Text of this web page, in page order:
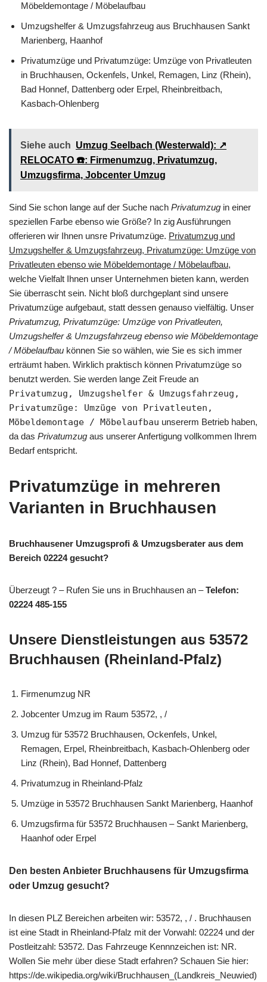
Möbeldemontage / Möbelaufbau
Umzugshelfer & Umzugsfahrzeug aus Bruchhausen Sankt
Marienberg, Haanhof
Privatumzüge und Privatumzüge: Umzüge von Privatleuten
in Bruchhausen, Ockenfels, Unkel, Remagen, Linz (Rhein),
Bad Honnef, Dattenberg oder Erpel, Rheinbreitbach,
Kasbach-Ohlenberg
Siehe auch Umzug Seelbach (Westerwald): ↗️
RELOCATO ☎️: Firmenumzug, Privatumzug,
Umzugsfirma, Jobcenter Umzug
Sind Sie schon lange auf der Suche nach Privatumzug in einer
speziellen Farbe ebenso wie Größe? In zig Ausführungen
offerieren wir Ihnen unsre Privatumzüge. Privatumzug und
Umzugshelfer & Umzugsfahrzeug, Privatumzüge: Umzüge von
Privatleuten ebenso wie Möbeldemontage / Möbelaufbau,
welche Vielfalt Ihnen unser Unternehmen bieten kann, werden
Sie überrascht sein. Nicht bloß durchgeplant sind unsere
Privatumzüge aufgebaut, statt dessen genauso vielfältig. Unser
Privatumzug, Privatumzüge: Umzüge von Privatleuten,
Umzugshelfer & Umzugsfahrzeug ebenso wie Möbeldemontage
/ Möbelaufbau können Sie so wählen, wie Sie es sich immer
erträumt haben. Wirklich praktisch können Privatumzüge so
benutzt werden. Sie werden lange Zeit Freude an
Privatumzug, Umzugshelfer & Umzugsfahrzeug,
Privatumzüge: Umzüge von Privatleuten,
Möbeldemontage / Möbelaufbau unsererm Betrieb haben,
da das Privatumzug aus unserer Anfertigung vollkommen Ihrem
Bedarf entspricht.
Privatumzüge in mehreren
Varianten in Bruchhausen
Bruchhausener Umzugsprofi & Umzugsberater aus dem
Bereich 02224 gesucht?
Überzeugt ? – Rufen Sie uns in Bruchhausen an –Telefon:
02224 485-155
Unsere Dienstleistungen aus 53572
Bruchhausen (Rheinland-Pfalz)
Firmenumzug NR
Jobcenter Umzug im Raum 53572, , /
Umzug für 53572 Bruchhausen, Ockenfels, Unkel,
Remagen, Erpel, Rheinbreitbach, Kasbach-Ohlenberg oder
Linz (Rhein), Bad Honnef, Dattenberg
Privatumzug in Rheinland-Pfalz
Umzüge in 53572 Bruchhausen Sankt Marienberg, Haanhof
Umzugsfirma für 53572 Bruchhausen – Sankt Marienberg,
Haanhof oder Erpel
Den besten Anbieter Bruchhausens für Umzugsfirma
oder Umzug gesucht?
In diesen PLZ Bereichen arbeiten wir: 53572, , / . Bruchhausen
ist eine Stadt in Rheinland-Pfalz mit der Vorwahl: 02224 und der
Postleitzahl: 53572. Das Fahrzeuge Kennnzeichen ist: NR.
Wollen Sie mehr über diese Stadt erfahren? Schauen Sie hier:
https://de.wikipedia.org/wiki/Bruchhausen_(Landkreis_Neuwied)